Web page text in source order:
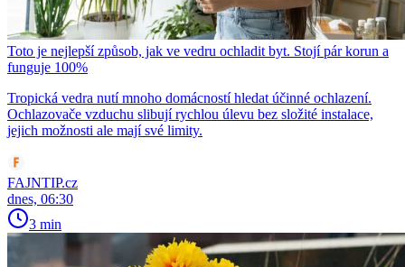
Toto je nejlepší způsob, jak ve vedru ochladit byt. Stojí pár korun a
funguje 100%
Tropická vedra nutí mnoho domácností hledat účinné ochlazení.
Ochlazovače vzduchu slibují rychlou úlevu bez složité instalace,
jejich možnosti ale mají své limity.
FAJNTIP.cz
dnes, 06:30
3 min